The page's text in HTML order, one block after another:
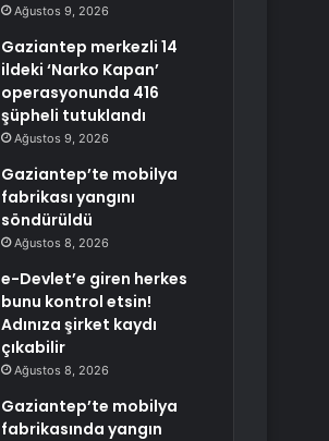
Ağustos 9, 2026
Gaziantep merkezli 14
ildeki ‘Narko Kapan’
operasyonunda 416
şüpheli tutuklandı
Ağustos 9, 2026
Gaziantep’te mobilya
fabrikası yangını
söndürüldü
Ağustos 8, 2026
e-Devlet’e giren herkes
bunu kontrol etsin!
Adınıza şirket kaydı
çıkabilir
Ağustos 8, 2026
Gaziantep’te mobilya
fabrikasında yangın